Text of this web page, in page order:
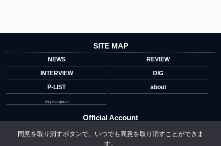
SITE MAP
NEWS
REVIEW
INTERVIEW
DIG
P-LIST
about
プライバシーポリシー
Official Account
同意を取り消すボタンで、いつでも同意を取り消すことができま
す。